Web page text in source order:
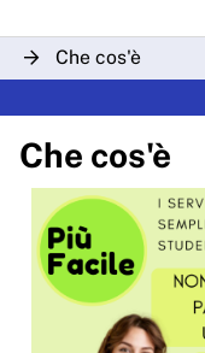
Che cos'è
Come si accede
Come
Info e contatti
Che cos'è